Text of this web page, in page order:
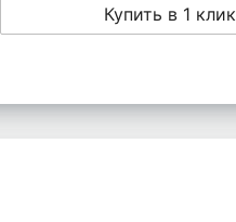
Купить в 1 клик